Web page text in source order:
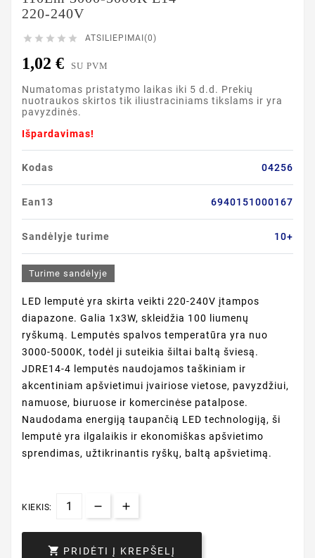
220-240V
     ATSILIEPIMAI(0)
1,02 € SU PVM
Numatomas pristatymo laikas iki 5 d.d. Prekių
nuotraukos skirtos tik iliustraciniams tikslams ir yra
pavyzdinės.
Išpardavimas!
Kodas 04256
Ean13 6940151000167
Sandėlyje turime 10+
Turime sandėlyje
LED lemputė yra skirta veikti 220-240V įtampos
diapazone. Galia 1x3W, skleidžia 100 liumenų
ryškumą. Lemputės spalvos temperatūra yra nuo
3000-5000K, todėl ji suteikia šiltai baltą šviesą.
JDRE14-4 lemputės naudojamos taškiniam ir
akcentiniam apšvietimui įvairiose vietose, pavyzdžiui,
namuose, biuruose ir komercinėse patalpose.
Naudodama energiją taupančią LED technologiją, ši
lemputė yra ilgalaikis ir ekonomiškas apšvietimo
sprendimas, užtikrinantis ryškų, baltą apšvietimą.
KIEKIS:
 PRIDĖTI Į KREPŠELĮ